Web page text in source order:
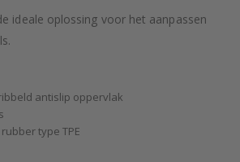
ideale oplossing voor het aanpassen
antislip oppervlak
type TPE